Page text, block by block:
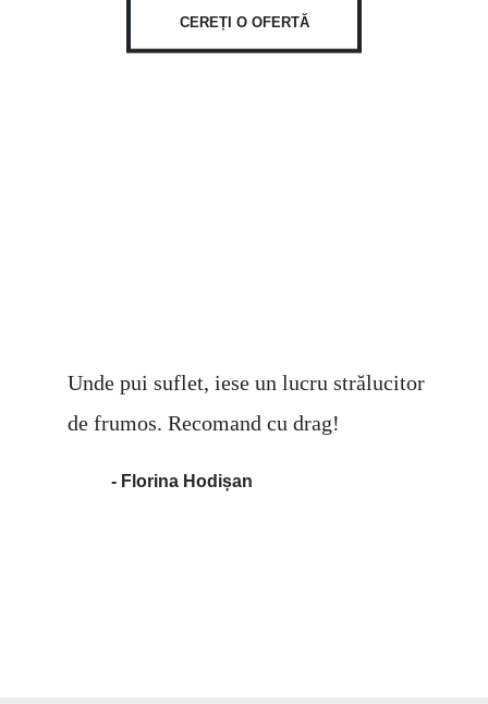
CEREȚI O OFERTĂ
Unde pui suflet, iese un lucru strălucitor
de frumos. Recomand cu drag!
- Florina Hodișan